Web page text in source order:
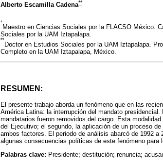
Alberto Escamilla Cadena**
*
Maestro en Ciencias Sociales por la FLACSO México.
Sociales por la UAM Iztapalapa.
**
Doctor en Estudios Sociales por la UAM Iztapalapa.
Completo en la UAM Iztapalapa, México.
RESUMEN:
El presente trabajo aborda un fenómeno que en las
América Latina: la interrupción del mandato
mandatarios fueron removidos del cargo. Esta
del Ejecutivo; el segundo, la aplicación de un proceso
ambos factores. El periodo de análisis abarcó de 1992
algunas consecuencias políticas de este fenómeno para
Palabras clave: Presidente; destitución; renuncia;